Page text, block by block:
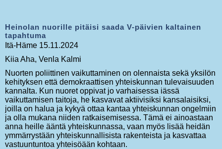
Heinolan nuorille pitäisi saada V-päivien kaltainen
tapahtuma
Itä-Häme 15.11.2024
Kiia Aha, Venla Kalmi
Nuorten poliittinen vaikuttaminen on olennaista sekä yksilön
kehityksen että demokraattisen yhteiskunnan tulevaisuuden
kannalta. Kun nuoret oppivat jo varhaisessa iässä
vaikuttamisen taitoja, he kasvavat aktiivisiksi kansalaisiksi,
joilla on halua ja kykyä ottaa kantaa yhteiskunnan ongelmiin
ja olla mukana niiden ratkaisemisessa. Tämä ei ainoastaan
anna heille ääntä yhteiskunnassa, vaan myös lisää heidän
ymmärrystään yhteiskunnallisista rakenteista ja kasvattaa
vastuuntuntoa yhteisöään kohtaan.